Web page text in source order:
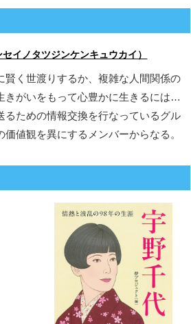
イノタツジンケンキュウカイ）
賢く世渡りするか、複雑な人間関係の
きがいをもって心豊かに生きるには…
るための情報交換を行なっているグル
値観を異にするメンバーからなる。